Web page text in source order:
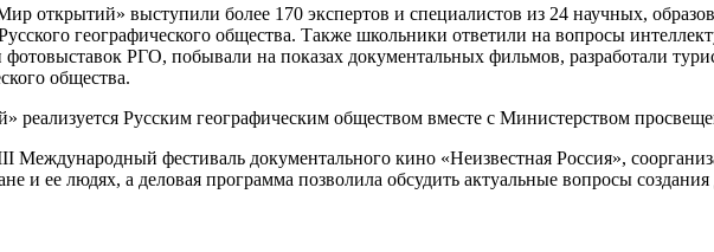
открытий» выступили более 170 экспертов и специалистов из 24 научных,
географического общества. Также школьники ответили на вопросы
фотовыставок РГО, побывали на показах документальных фильмов, разработали
общества.
Русским географическим обществом вместе с Министерством
Международный фестиваль документального кино «Неизвестная Россия»,
и ее людях, а деловая программа позволила обсудить актуальные вопросы